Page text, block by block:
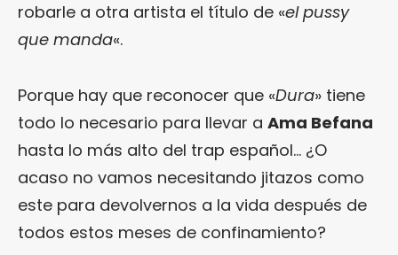
robarle a otra artista el título de «el pussy
que manda«.
Porque hay que reconocer que «Dura» tiene
todo lo necesario para llevar a Ama Befana
hasta lo más alto del trap español… ¿O
acaso no vamos necesitando jitazos como
este para devolvernos a la vida después de
todos estos meses de confinamiento?